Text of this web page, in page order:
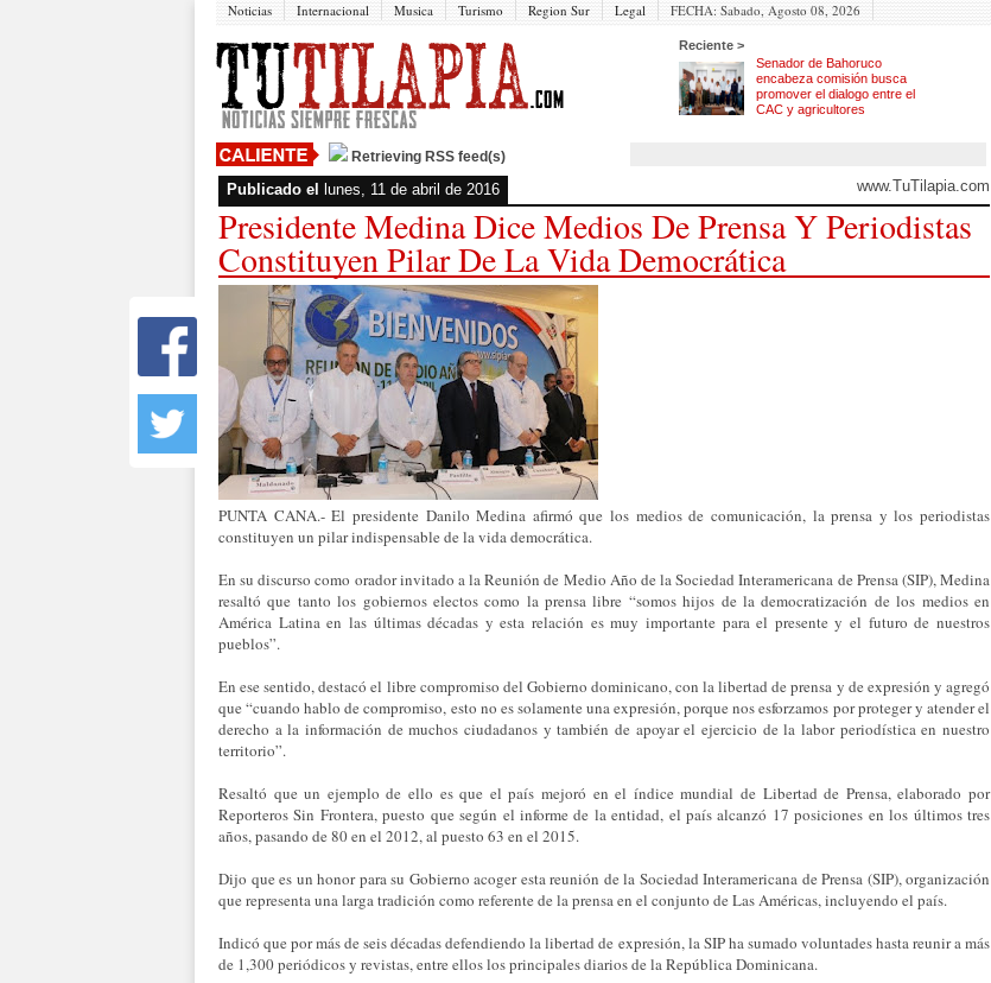
Noticias Internacional Musica Turismo Region Sur Legal FECHA: Sabado, Agosto 08, 2026
Reciente >
Senador de Bahoruco
encabeza comisión busca
promover el dialogo entre el
CAC y agricultores
Retrieving RSS feed(s)
Publicado el lunes, 11 de abril de 2016 www.TuTilapia.com
Presidente Medina Dice Medios De Prensa Y Periodistas
Constituyen Pilar De La Vida Democrática
PUNTA CANA.- El presidente Danilo Medina afirmó que los medios de comunicación, la prensa y los periodistas
constituyen un pilar indispensable de la vida democrática.
En su discurso como orador invitado a la Reunión de Medio Año de la Sociedad Interamericana de Prensa (SIP), Medina
resaltó que tanto los gobiernos electos como la prensa libre “somos hijos de la democratización de los medios en
América Latina en las últimas décadas y esta relación es muy importante para el presente y el futuro de nuestros
pueblos”.
En ese sentido, destacó el libre compromiso del Gobierno dominicano, con la libertad de prensa y de expresión y agregó
que “cuando hablo de compromiso, esto no es solamente una expresión, porque nos esforzamos por proteger y atender el
derecho a la información de muchos ciudadanos y también de apoyar el ejercicio de la labor periodística en nuestro
territorio”.
Resaltó que un ejemplo de ello es que el país mejoró en el índice mundial de Libertad de Prensa, elaborado por
Reporteros Sin Frontera, puesto que según el informe de la entidad, el país alcanzó 17 posiciones en los últimos tres
años, pasando de 80 en el 2012, al puesto 63 en el 2015.
Dijo que es un honor para su Gobierno acoger esta reunión de la Sociedad Interamericana de Prensa (SIP), organización
que representa una larga tradición como referente de la prensa en el conjunto de Las Américas, incluyendo el país.
Indicó que por más de seis décadas defendiendo la libertad de expresión, la SIP ha sumado voluntades hasta reunir a más
de 1,300 periódicos y revistas, entre ellos los principales diarios de la República Dominicana.